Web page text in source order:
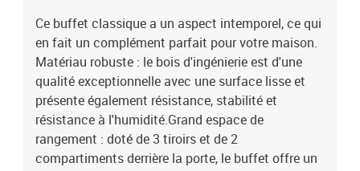
Ce buffet classique a un aspect intemporel, ce qui
en fait un complément parfait pour votre maison.
Matériau robuste : le bois d'ingénierie est d'une
qualité exceptionnelle avec une surface lisse et
présente également résistance, stabilité et
résistance à l'humidité.Grand espace de
rangement : doté de 3 tiroirs et de 2
compartiments derrière la porte, le buffet offre un